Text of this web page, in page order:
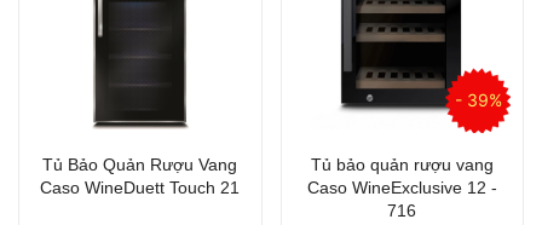
Tủ Bảo Quản Rượu Vang
Caso WineDuett Touch 21
- 39%
Tủ bảo quản rượu vang
Caso WineExclusive 12 -
716